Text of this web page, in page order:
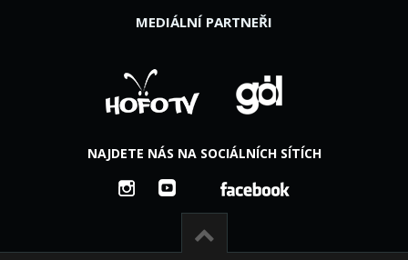
MEDIÁLNÍ PARTNEŘI
NAJDETE NÁS NA SOCIÁLNÍCH SÍTÍCH